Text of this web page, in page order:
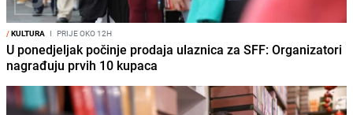
/KULTURA I PRIJE OKO 12H
U ponedjeljak počinje prodaja ulaznica za SFF: Organizatori
nagrađuju prvih 10 kupaca